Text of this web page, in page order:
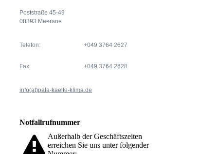
Poststraße 45-49
08393 Meerane
Telefon: +049 3764 2627
Fax: +049 3764 2628
info(at)pala-kaelte-klima.de
Notfallrufnummer
Außerhalb der Geschäftszeiten
erreichen Sie uns unter folgender